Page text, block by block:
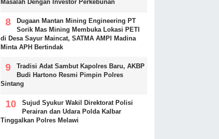
Masalah Dengan Investor Perkebunan
Dugaan Mantan Mining Engineering PT
Sorik Mas Mining Membuka Lokasi PETI
di Desa Sayur Maincat, SATMA AMPI Madina
Minta APH Bertindak
Tradisi Adat Sambut Kapolres Baru, AKBP
Budi Hartono Resmi Pimpin Polres
Sintang
Sujud Syukur Wakil Direktorat Polisi
Perairan dan Udara Polda Kalbar
Tinggalkan Polres Melawi